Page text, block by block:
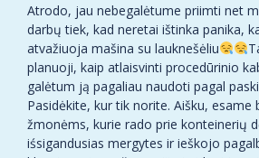
Atrodo, jau nebegalėtume priimti net
darbų tiek, kad neretai ištinka panika,
atvažiuoja mašina su lauknešėliu
planuoji, kaip atlaisvinti procedūrinio
galėtum ją pagaliau naudoti pagal
Pasidėkite, kur tik norite. Aišku, esame
žmonėms, kurie rado prie konteinerių
iśsigandusias mergytes ir ieškojo